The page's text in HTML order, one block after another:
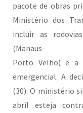
pacote de obras
Ministério dos
incluir as
(Manaus-
Porto Velho) e a
emergencial. A
(30). O ministério
abril esteja